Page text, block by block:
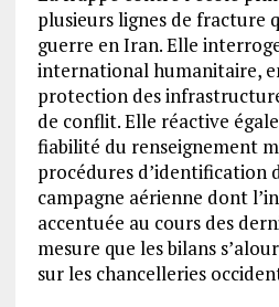
plusieurs lignes de fracture
guerre en Iran. Elle
international humanitaire,
protection des
de conflit. Elle réactive
fiabilité du renseignement
procédures d’identification
campagne aérienne dont
accentuée au cours des
mesure que les bilans
sur les chancelleries